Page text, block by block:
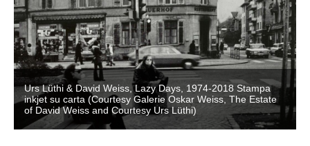
Urs Lüthi & David Weiss, Lazy Days, 1974-2018 Stampa
inkjet su carta (Courtesy Galerie Oskar Weiss, The Estate
of David Weiss and Courtesy Urs Lüthi)